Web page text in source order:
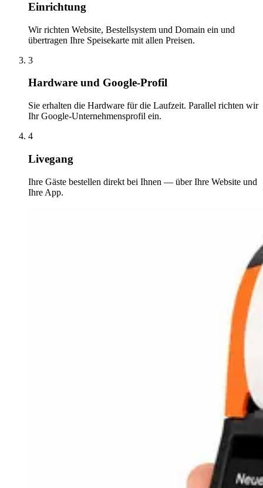
Einrichtung
Wir richten Website, Bestellsystem und Domain ein und
übertragen Ihre Speisekarte mit allen Preisen.
3
Hardware und Google-Profil
Sie erhalten die Hardware für die Laufzeit. Parallel richten wir
Ihr Google-Unternehmensprofil ein.
4
Livegang
Ihre Gäste bestellen direkt bei Ihnen — über Ihre Website und
Ihre App.